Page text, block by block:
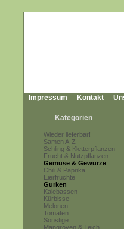
Impressum Kontakt
Kategorien
Wieder lieferbar!
Samen A-Z
Schling & Kletterpflanzen
Frucht & Nutzpflanzen
Gemüse & Gewürze
Chili & Paprika
Eierfrüchte
Gurken
Kalebassen
Kürbisse
Melonen
Tomaten
Sonstige
Mangroven & Teich